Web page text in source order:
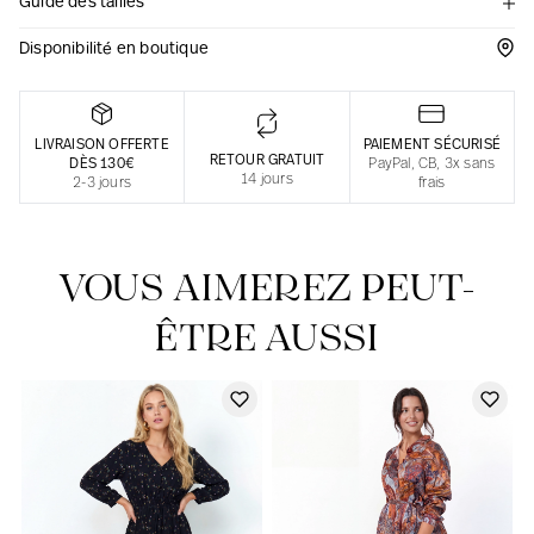
Une fabrication responsable en France
Notre actualité dans le journal
Disponibilité en boutique
LIVRAISON OFFERTE
DÈS 130€
2-3 jours
RETOUR GRATUIT
14 jours
PAIEMENT SÉCURISÉ
PayPal, CB, 3x sans
frais
VOUS AIMEREZ PEUT-
ÊTRE AUSSI